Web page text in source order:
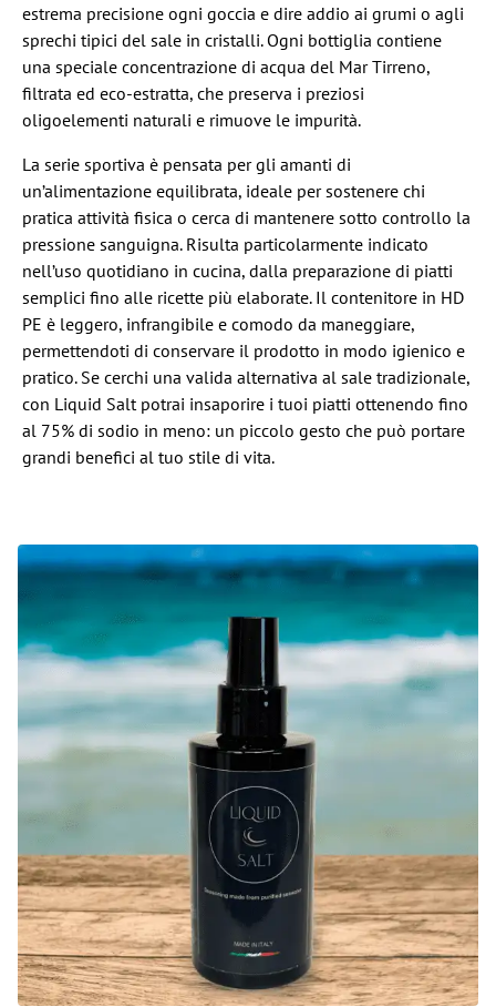
estrema precisione ogni goccia e dire addio ai grumi o agli
sprechi tipici del sale in cristalli. Ogni bottiglia contiene
una speciale concentrazione di acqua del Mar Tirreno,
filtrata ed eco-estratta, che preserva i preziosi
oligoelementi naturali e rimuove le impurità.
La serie sportiva è pensata per gli amanti di
un’alimentazione equilibrata, ideale per sostenere chi
pratica attività fisica o cerca di mantenere sotto controllo la
pressione sanguigna. Risulta particolarmente indicato
nell’uso quotidiano in cucina, dalla preparazione di piatti
semplici fino alle ricette più elaborate. Il contenitore in HD
PE è leggero, infrangibile e comodo da maneggiare,
permettendoti di conservare il prodotto in modo igienico e
pratico. Se cerchi una valida alternativa al sale tradizionale,
con Liquid Salt potrai insaporire i tuoi piatti ottenendo fino
al 75% di sodio in meno: un piccolo gesto che può portare
grandi benefici al tuo stile di vita.